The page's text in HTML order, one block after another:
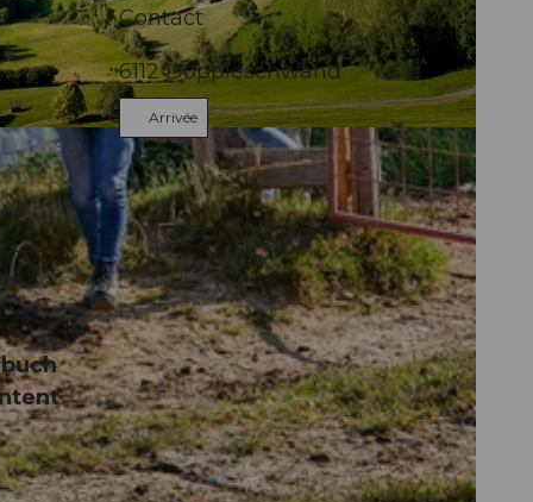
Contact
6112Doppleschwand
Arrivée